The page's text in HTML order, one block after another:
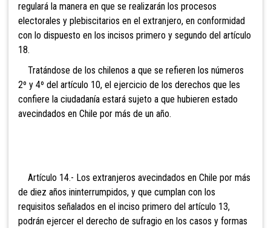
regulará la manera en que se realizarán los procesos
electorales y plebiscitarios en el extranjero, en conformidad
con lo dispuesto en los incisos primero y segundo del artículo
18.
Tratándose de los chilenos a que se refieren los números
2º y 4º del artículo 10, el ejercicio de los derechos que les
confiere la ciudadanía estará sujeto a que hubieren estado
avecindados en Chile por más de un año.
Artículo 14.- Los extranjeros avecindados en Chile por más
de diez años ininterrumpidos, y que cumplan con los
requisitos señalados en el inciso primero del artículo 13,
podrán ejercer el derecho de sufragio en los casos y formas